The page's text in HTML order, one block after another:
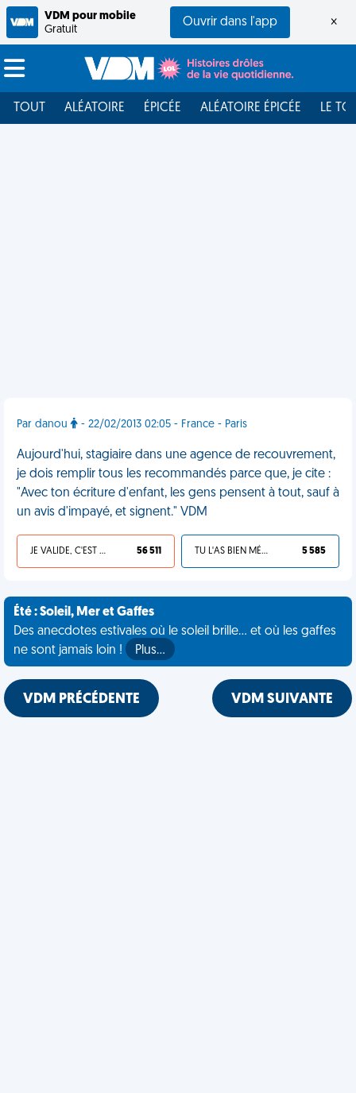
VDM pour mobile
Gratuit
Ouvrir dans l'app ×
TOUT ALÉATOIRE ÉPICÉE ALÉATOIRE ÉPICÉE LE
Par danou - 22/02/2013 02:05 - France - Paris
Aujourd'hui, stagiaire dans une agence de recouvrement,
je dois remplir tous les recommandés parce que, je cite :
"Avec ton écriture d'enfant, les gens pensent à tout, sauf à
un avis d'impayé, et signent." VDM
JE VALIDE, C'EST UNE VDM 56 511 TU L'AS BIEN MÉRITÉ 5 585
Été : Soleil, Mer et Gaffes
Des anecdotes estivales où le soleil brille... et où les gaffes
ne sont jamais loin !
Plus…
VDM PRÉCÉDENTE VDM SUIVANTE